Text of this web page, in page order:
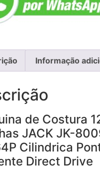
Informação
de Costura
JACK JK-
Cilindrica
Direct Drive